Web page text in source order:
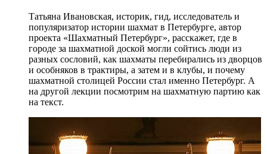
Татьяна Ивановская, историк, гид, исследователь и
популяризатор истории шахмат в Петербурге, автор
проекта «Шахматный Петербург», расскажет, где в
городе за шахматной доской могли сойтись люди из
разных сословий, как шахматы перебирались из дворцов
и особняков в трактиры, а затем и в клубы, и почему
шахматной столицей России стал именно Петербург. А
на другой лекции посмотрим на шахматную партию как
на текст.